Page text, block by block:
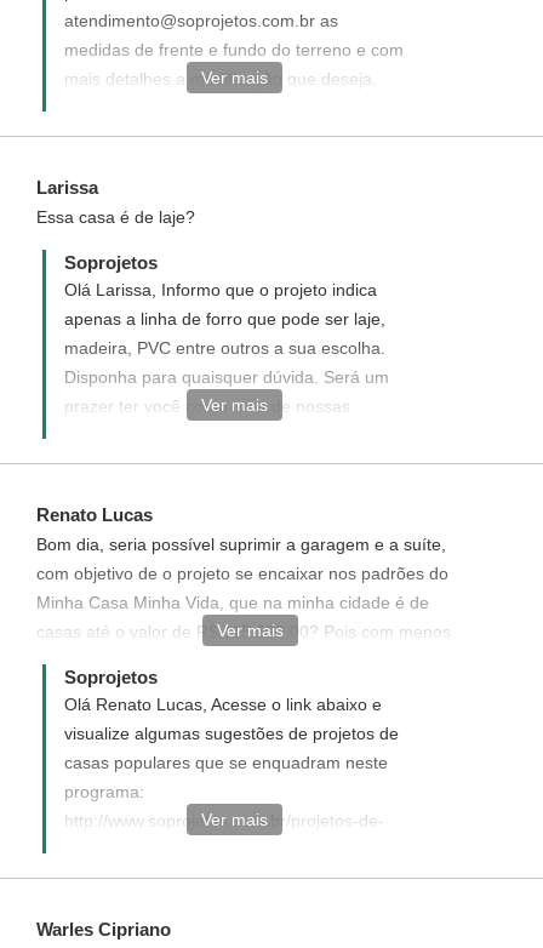
atendimento@soprojetos.com.br as
medidas de frente e fundo do terreno e com
mais detalhes a modificação que deseja,
Ver mais
Larissa
Essa casa é de laje?
Soprojetos
Olá Larissa, Informo que o projeto indica
apenas a linha de forro que pode ser laje,
madeira, PVC entre outros a sua escolha.
Disponha para quaisquer dúvida. Será um
prazer ter você como uma de nossas
Ver mais
Renato Lucas
Bom dia, seria possível suprimir a garagem e a suíte,
com objetivo de o projeto se encaixar nos padrões do
Minha Casa Minha Vida, que na minha cidade é de
casas até o valor de R$ 115.000,00? Pois com menos
de 70m2 de área construída, provavelmente ele se
enquadraria. Renato Lucas (renato.direito@bol.com.br)
Ver mais
Soprojetos
Olá Renato Lucas, Acesse o link abaixo e
visualize algumas sugestões de projetos de
casas populares que se enquadram neste
programa:
http://www.soprojetos.com.br/projetos-de-
http://www.soprojetos.com.br/projetos-de-
http://www.soprojetos.com.br/projetos-de-
Ver mais
Warles Cipriano